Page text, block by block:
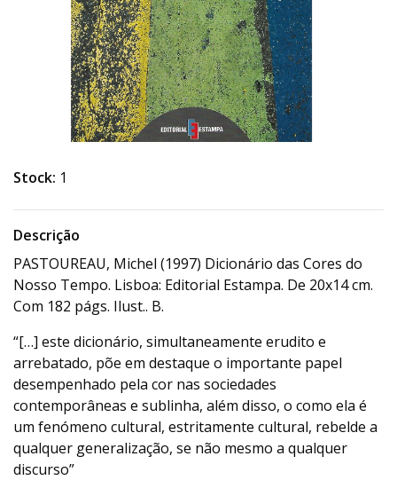
Stock: 1
Descrição
PASTOUREAU, Michel (1997) Dicionário das Cores do
Nosso Tempo. Lisboa: Editorial Estampa. De 20x14 cm.
Com 182 págs. Ilust.. B.
“[…] este dicionário, simultaneamente erudito e
arrebatado, põe em destaque o importante papel
desempenhado pela cor nas sociedades
contemporâneas e sublinha, além disso, o como ela é
um fenómeno cultural, estritamente cultural, rebelde a
qualquer generalização, se não mesmo a qualquer
discurso”